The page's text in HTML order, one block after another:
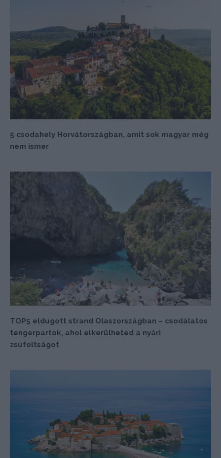
5 csodahely Horvátországban, amit sok magyar még
nem ismer
TOP5 eldugott strand Olaszországban – csodálatos
tengerpartok, ahol elkerülheted a nyári
zsúfoltságot